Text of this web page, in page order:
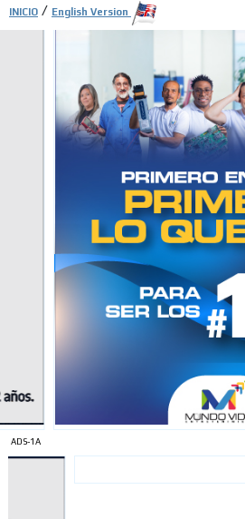
ADS-1A
INICIO / English Version